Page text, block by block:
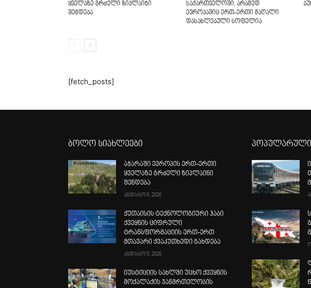
ყველაზე გრძელი ზიპლაინი
შენდება
საქართველოში, არამედ
ევროპაშიც ერთ-ერთი მაღალი
დასახლებული სოფელია
[fetch_posts]
ბოლო სიახლეები
აჭარაში ევროპის ერთ-ერთი
ყველაზე გრძელი ზიპლაინი
შენდება
აგვისტო 6, 2026
ქუთაისის ტექნოლოგიური ჰაბი
ქვეყნის ციფრული
ტრანსფორმაციის ერთ-ერთ
მთავარი ქვაკუთხედი გახდება
აგვისტო 5, 2026
იუსტიციის სახლში უცხო ქვეყნის
მოქალაქის ჯანმრთელობის
პოპულარული